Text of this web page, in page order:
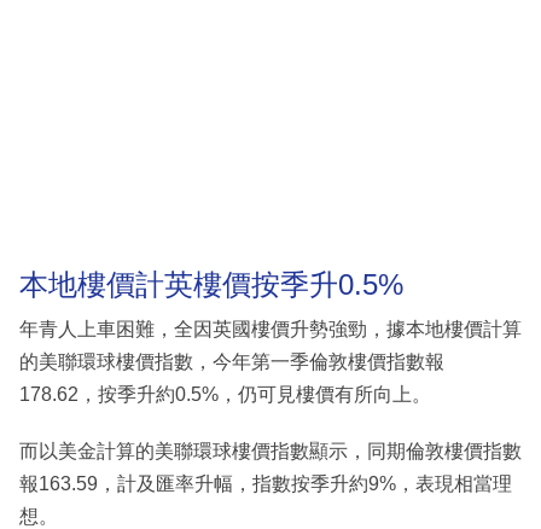
本地樓價計英樓價按季升0.5%
年青人上車困難，全因英國樓價升勢強勁，據本地樓價計算
的美聯環球樓價指數，今年第一季倫敦樓價指數報
178.62，按季升約0.5%，仍可見樓價有所向上。
而以美金計算的美聯環球樓價指數顯示，同期倫敦樓價指數
報163.59，計及匯率升幅，指數按季升約9%，表現相當理
想。